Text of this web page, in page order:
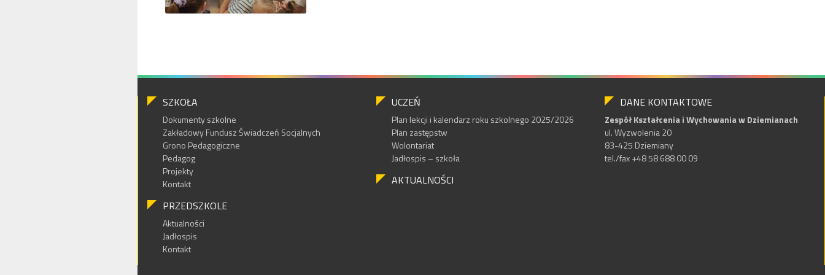
SZKOŁA
Dokumenty szkolne
Zakładowy Fundusz Świadczeń Socjalnych
Grono Pedagogiczne
Pedagog
Projekty
Kontakt
PRZEDSZKOLE
Aktualności
Jadłospis
Kontakt
UCZEŃ
Plan lekcji i kalendarz roku szkolnego 2025/2026
Plan zastępstw
Wolontariat
Jadłospis – szkoła
AKTUALNOŚCI
DANE KONTAKTOWE
Zespół Kształcenia i Wychowania w Dziemianach
ul. Wyzwolenia 20
83-425 Dziemiany
tel./fax +48 58 688 00 09